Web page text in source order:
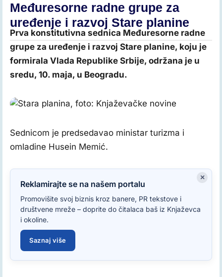
Međuresorne radne grupe za
uređenje i razvoj Stare planine
Prva konstitutivna sednica Međuresorne radne
grupe za uređenje i razvoj Stare planine, koju je
formirala Vlada Republike Srbije, održana je u
sredu, 10. maja, u Beogradu.
Sednicom je predsedavao ministar turizma i
omladine Husein Memić.
×
Reklamirajte se na našem portalu
Promovišite svoj biznis kroz banere, PR tekstove i
društvene mreže – doprite do čitalaca baš iz Knjaževca
i okoline.
Saznaj više